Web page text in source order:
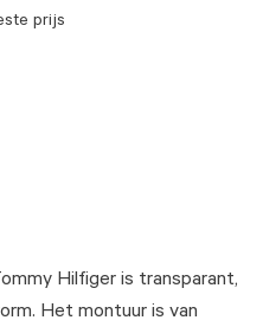
Hilfiger is transparant,
Het montuur is van
prijs